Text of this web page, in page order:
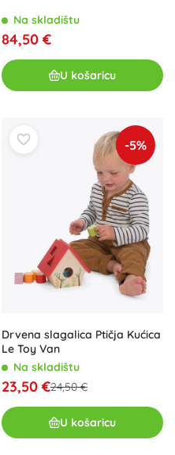
Na skladištu
84,50 €
U košaricu
-5%
Drvena slagalica Ptičja Kućica
Le Toy Van
Na skladištu
23,50 €24,50 €
U košaricu